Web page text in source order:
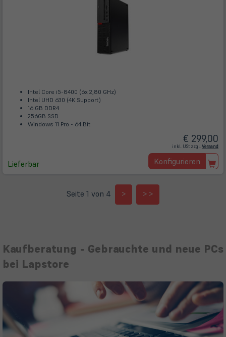
Intel Core i5-8400 (6x 2,80 GHz)
Intel UHD 630 (4K Support)
16 GB DDR4
256GB SSD
Windows 11 Pro - 64 Bit
Lieferbar
€ 299,00
inkl. USt zzgl. Versand
in
Konfigurieren
Seite 1 von 4 > > >
Kaufberatung - Gebrauchte und neue PCs
bei Lapstore